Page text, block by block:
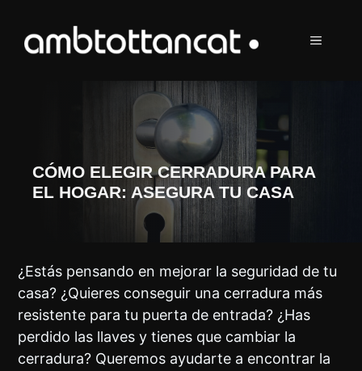
contenido
MENÚ
CÓMO ELEGIR CERRADURA PARA
EL HOGAR: ASEGURA TU CASA
¿Estás pensando en mejorar la seguridad de tu
casa? ¿Quieres conseguir una cerradura más
resistente para tu puerta de entrada? ¿Has
perdido las llaves y tienes que cambiar la
cerradura? Queremos ayudarte a encontrar la